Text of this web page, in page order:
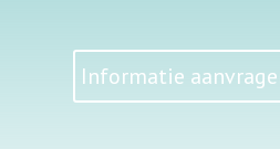
Informatie